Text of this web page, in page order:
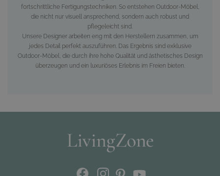
fortschrittliche Fertigungstechniken. So entstehen Outdoor-Möbel,
die nicht nur visuell ansprechend, sondern auch robust und
pflegeleicht sind.
Unsere Designer arbeiten eng mit den Herstellern zusammen, um
jedes Detail perfekt auszuführen. Das Ergebnis sind exklusive
Outdoor-Möbel, die durch ihre hohe Qualität und ästhetisches Design
überzeugen und ein luxuriöses Erlebnis im Freien bieten.